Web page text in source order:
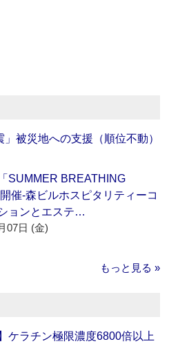
被災地への支援（順位不動）
SUMMER BREATHING
催‐森ビルホスピタリティーコ
ョンとエステ…
07日 (金)
もっと見る »
ケラチン極限濃度6800倍以上